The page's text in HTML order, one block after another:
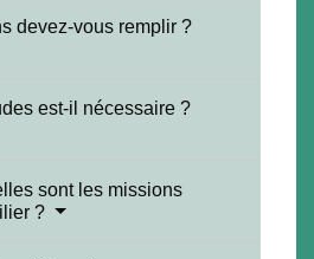
devez-vous remplir ?
est-il nécessaire ?
sont les missions
?